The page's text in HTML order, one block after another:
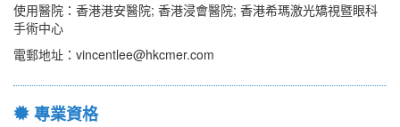
使用醫院：香港港安醫院; 香港浸會醫院; 香港希瑪激光矯視暨眼科
手術中心
電郵地址：vincentlee@hkcmer.com
專業資格